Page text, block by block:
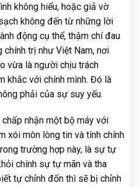
không hiểu, hoặc giả vờ
không đến từ những lời
động cụ thể, thậm chí đau
chính trị như Việt Nam, nơi
vừa là người chịu trách
khắc với chính mình. Đó là
phải của sự suy yếu.
nhận một bộ máy với
xói mòn lòng tin và tính chính
trường hợp này, là sự tự
chính sự tự mãn và tha
tự chỉnh đốn thì sẽ bị chỉnh